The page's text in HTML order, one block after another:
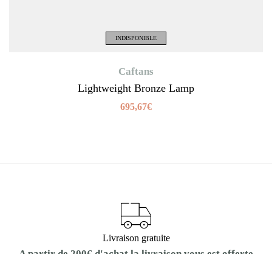
INDISPONIBLE
Caftans
Lightweight Bronze Lamp
695,67€
Livraison gratuite